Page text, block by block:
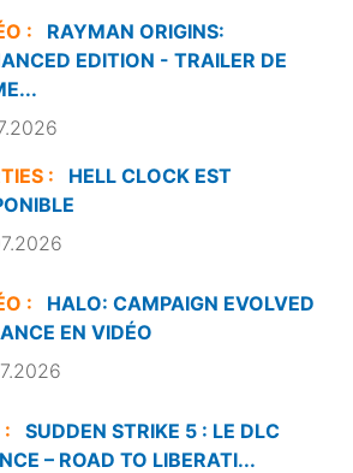
:
RAYMAN ORIGINS:
EDITION - TRAILER DE
:
HELL CLOCK EST
:
HALO: CAMPAIGN EVOLVED
EN VIDÉO
:
SUDDEN STRIKE 5 : LE DLC
– ROAD TO LIBERATI...